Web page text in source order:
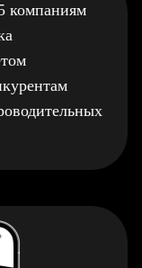
компаниям